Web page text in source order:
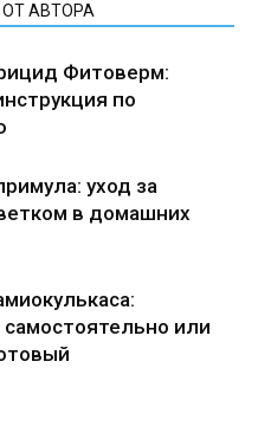
АВТОРА
Фитоверм:
по
уход за
в домашних
или